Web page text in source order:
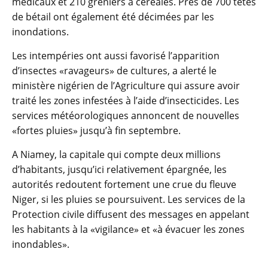
de bétail ont également été décimées par les
inondations.
Les intempéries ont aussi favorisé l’apparition
d’insectes «ravageurs» de cultures, a alerté le
ministère nigérien de l’Agriculture qui assure avoir
traité les zones infestées à l’aide d’insecticides. Les
services météorologiques annoncent de nouvelles
«fortes pluies» jusqu’à fin septembre.
A Niamey, la capitale qui compte deux millions
d’habitants, jusqu’ici relativement épargnée, les
autorités redoutent fortement une crue du fleuve
Niger, si les pluies se poursuivent. Les services de la
Protection civile diffusent des messages en appelant
les habitants à la «vigilance» et «à évacuer les zones
inondables».